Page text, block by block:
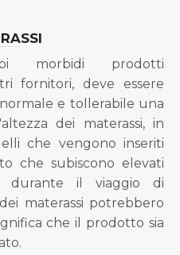
morbidi prodotti
fornitori, deve essere
e tollerabile una
dei materassi, in
che vengono inseriti
che subiscono elevati
durante il viaggio di
materassi potrebbero
che il prodotto sia